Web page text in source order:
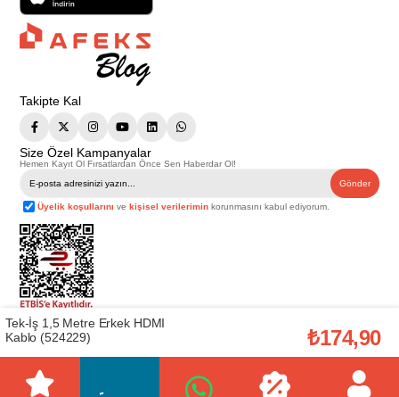
Takipte Kal
Size Özel Kampanyalar
Hemen Kayıt Ol Fırsatlardan Önce Sen Haberdar Ol!
Gönder
Üyelik koşullarını vekişisel verilerimin korunmasını kabul ediyorum.
Telif Hakkı © 2026Afeks Yapı Market
. Tüm hakları saklıdır.
Bu web sitesindeki tüm ürünler ticari amaçlıdır. Web sitemizde yer alan
görsel ve yazılı içerikler firmamıza ait olup, firmamızın yazılı izni alınmadan
başka yerlerde kullanılamaz. İçeriklerin izin alınmadan kopyalanması ve
kullanılması 5846 sayılı Fikir ve Sanat Eserleri Yasasına göre suçtur.
Tek-İş 1,5 Metre Erkek HDMI
Kablo (524229)
₺174,90